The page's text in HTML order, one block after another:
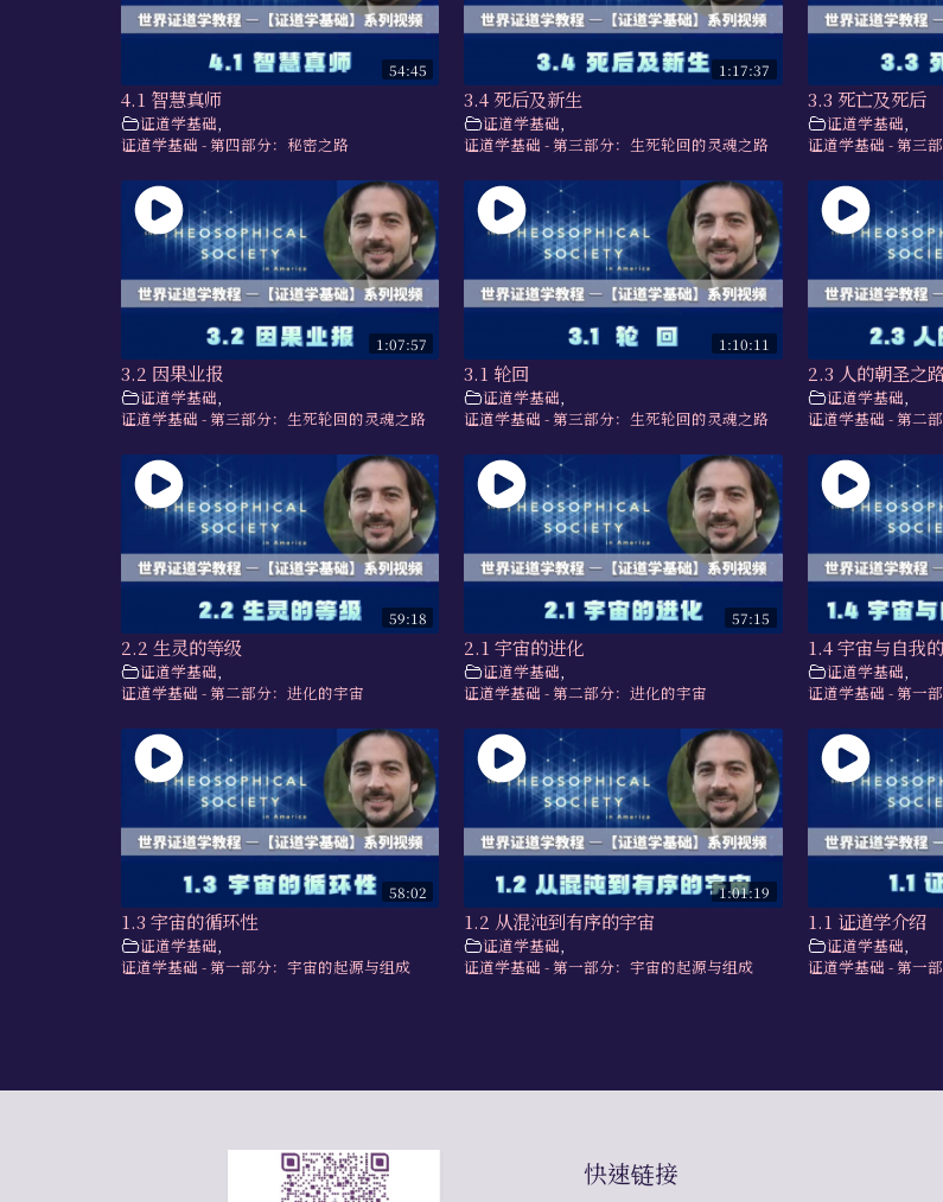
54:45
4.1 智慧真师
证道学基础,
证道学基础 - 第四部分：秘密之路
1:17:37
3.4 死后及新生
证道学基础,
证道学基础 - 第三部分：生死轮回的灵魂之路
3.3 死亡及死后
证道学基础,
证道学基础 - 第三
1:07:57
3.2 因果业报
证道学基础,
证道学基础 - 第三部分：生死轮回的灵魂之路
1:10:11
3.1 轮回
证道学基础,
证道学基础 - 第三部分：生死轮回的灵魂之路
2.3 人的朝圣之
证道学基础,
证道学基础 - 第二
59:18
2.2 生灵的等级
证道学基础,
证道学基础 - 第二部分：进化的宇宙
57:15
2.1 宇宙的进化
证道学基础,
证道学基础 - 第二部分：进化的宇宙
1.4 宇宙与自我
证道学基础,
证道学基础 - 第一
58:02
1.3 宇宙的循环性
证道学基础,
证道学基础 - 第一部分：宇宙的起源与组成
1:01:19
1.2 从混沌到有序的宇宙
证道学基础,
证道学基础 - 第一部分：宇宙的起源与组成
1.1 证道学介绍
证道学基础,
证道学基础 - 第一
快速链接